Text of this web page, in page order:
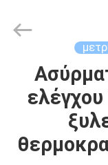
ΑΡΧΙΚΉ
ΣΕΛΊΔΑ
ΠΡΟΪΌΝΤΑ
Technology